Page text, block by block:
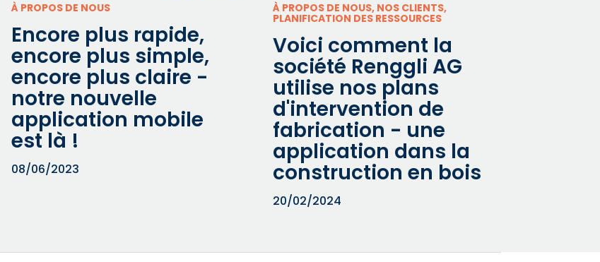
À PROPOS DE NOUS
Encore plus rapide,
encore plus simple,
encore plus claire -
notre nouvelle
application mobile
est là !
08/06/2023
À PROPOS DE NOUS, NOS CLIENTS,
PLANIFICATION DES RESSOURCES
Voici comment la
société Renggli AG
utilise nos plans
d'intervention de
fabrication - une
application dans la
construction en bois
20/02/2024